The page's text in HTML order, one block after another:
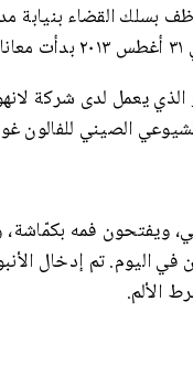
الصيني للفالون
ويفتحون فمه
في اليوم. تم إدخال
الألم.